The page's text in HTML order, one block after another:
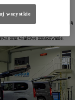
bezpieczny
inwalidzkich oferują wiele
wózka, a także zapewniają
do indywidualnych wymagań
lub windy z powierzchnią
oraz właściwe oznakowanie.
wszystkie